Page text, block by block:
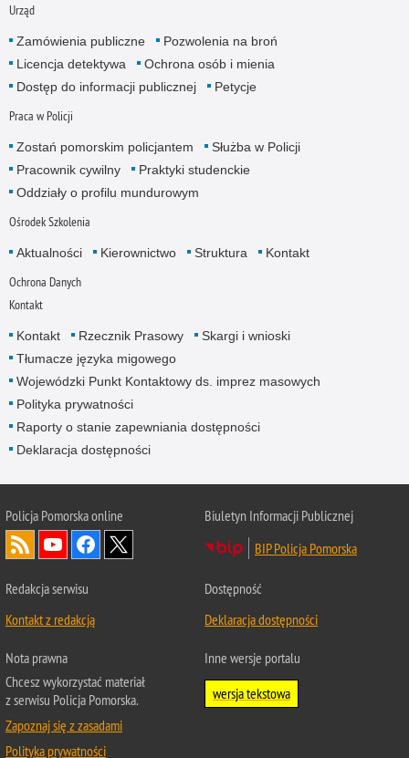
Urząd
Zamówienia publiczne
Pozwolenia na broń
Licencja detektywa
Ochrona osób i mienia
Dostęp do informacji publicznej
Petycje
Praca w Policji
Zostań pomorskim policjantem
Służba w Policji
Pracownik cywilny
Praktyki studenckie
Oddziały o profilu mundurowym
Ośrodek Szkolenia
Aktualności Kierownictwo Struktura Kontakt
Ochrona Danych
Kontakt
Kontakt Rzecznik Prasowy
Skargi i wnioski
Tłumacze języka migowego
Wojewódzki Punkt Kontaktowy ds. imprez masowych
Polityka prywatności
Raporty o stanie zapewniania dostępności
Deklaracja dostępności
Policja Pomorska online
Biuletyn Informacji Publicznej
BIP Policja Pomorska
Redakcja serwisu
Kontakt z redakcją
Dostępność
Deklaracja dostępności
Nota prawna
Chcesz wykorzystać materiał
z serwisu Policja Pomorska.
Zapoznaj się z zasadami
Polityka prywatności
Inne wersje portalu
wersja tekstowa